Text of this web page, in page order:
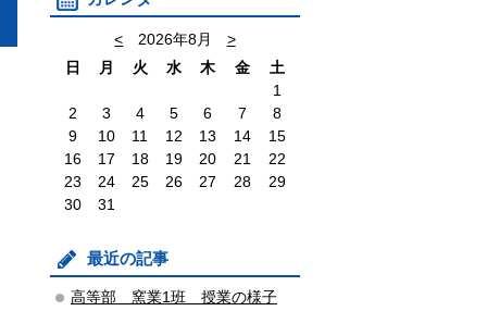
< 2026年8月
>
日
月 火 水 木 金
土
1
2
3 4 5 6 7
8
9
10 11 12 13 14
15
16
17 18 19 20 21
22
23
24 25 26 27 28
29
30
31
最近の記事
高等部 窯業1班 授業の様子